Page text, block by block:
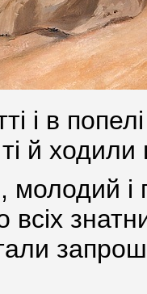
і в
ті й
молодий
всіх